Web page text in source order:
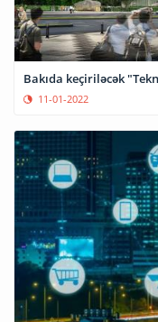
Bakıda keçiriləcək
11-01-2022